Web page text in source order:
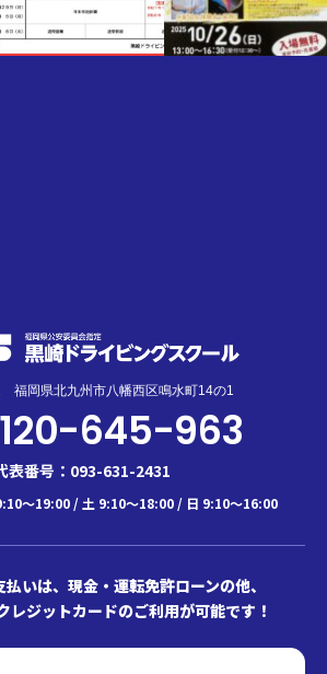
福岡県北九州市八幡西区鳴水町14の1
645-963
表番号：093-631-2431
～19:00 / 土 9:10～18:00 / 日 9:10～16:00
いは、現金・運転免許ローンの他、
レジットカードのご利用が可能です！